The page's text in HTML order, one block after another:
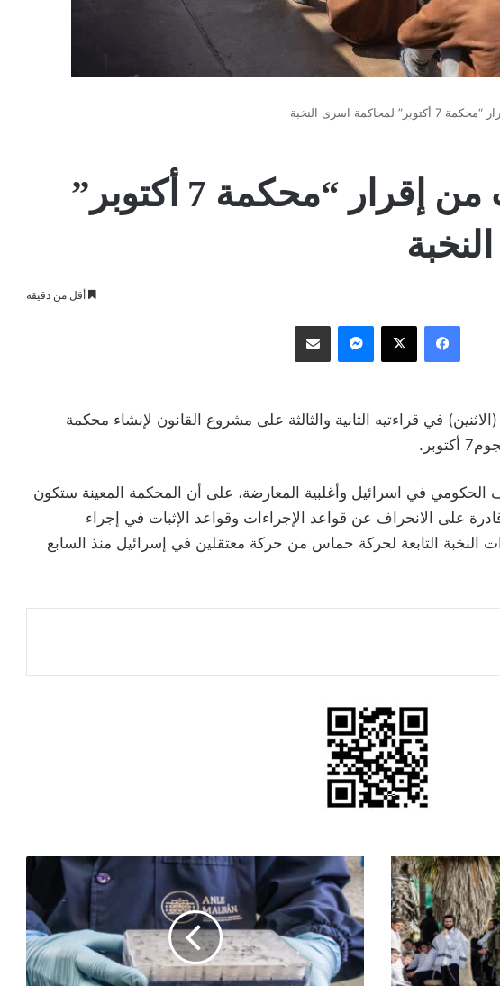
اسرى النخبة
الكنيست يقترب من إقرار “محكمة 7 أكتوبر”
أقل من دقيقة
فيسبوك ‫X ماسنجر مشاركة عبر البريد
في قراءتيه الثانية والثالثة على مشروع القانون لإنشاء محكمة
الحكومي في اسرائيل وأغلبية المعارضة، على أن المحكمة المعينة ستكون
على الانحراف عن قواعد الإجراءات وقواعد الإثبات في إجراء
250 أسيرا من قوات النخبة التابعة لحركة حماس من حركة معتقلين في إسرائيل منذ السابع
تسجيل
أول
إصابة
بفيروس
هانتا
في
فرنسا